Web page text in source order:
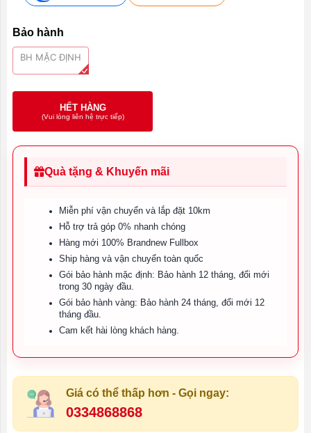
Bảo hành
BH MẶC ĐỊNH
HẾT HÀNG
(Vui lòng liên hệ trực tiếp)
Quà tặng & Khuyến mãi
Miễn phí vận chuyển và lắp đặt 10km
Hỗ trợ trả góp 0% nhanh chóng
Hàng mới 100% Brandnew Fullbox
Ship hàng và vận chuyển toàn quốc
Gói bảo hành mặc định: Bảo hành 12 tháng, đổi mới
trong 30 ngày đầu.
Gói bảo hành vàng: Bảo hành 24 tháng, đổi mới 12
tháng đầu.
Cam kết hài lòng khách hàng.
Giá có thể thấp hơn - Gọi ngay:
0334868868